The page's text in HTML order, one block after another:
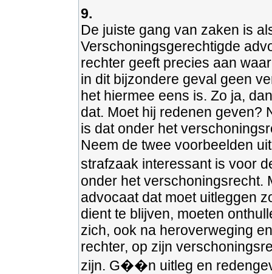
9.
De juiste gang van zaken is
Verschoningsgerechtigde
rechter geeft precies aan
in dit bijzondere geval geen
het hiermee eens is. Zo ja,
dat. Moet hij redenen geven?
is dat onder het
Neem de twee voorbeelden
strafzaak interessant is voor
onder het verschoningsrecht.
advocaat dat moet uitleggen
dient te blijven, moeten
zich, ook na heroverweging
rechter, op zijn
zijn. G��n uitleg en